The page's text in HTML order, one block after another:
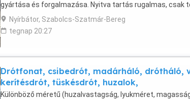
gyártása és forgalmazása. Nyitva tartás rugalmas, csak
egyeztessünk! Horganyzott gépfonat: 60x60/1,7/1000 ...
Nyírbátor, Szabolcs-Szatmár-Bereg
tegnap 20:27
Drótfonat, csibedrót, madárháló, drótháló,
kerítésdrót, tüskésdrót, huzalok,
Különböző méretű (huzalvastagság, lyukméret,